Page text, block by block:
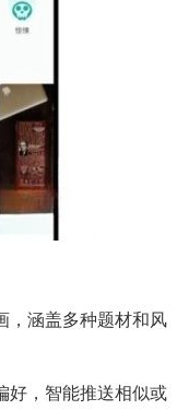
，涵盖多种题材和风
好，智能推送相似或